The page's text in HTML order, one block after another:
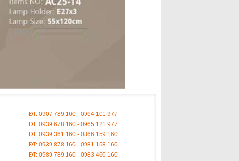
ĐT: 0907 789 160 - 0964 101 977
ĐT: 0939 678 160 - 0965 121 977
ĐT: 0939 361 160 - 0866 159 160
ĐT: 0939 878 160 - 0981 158 160
ĐT: 0989 789 160 - 0983 460 160